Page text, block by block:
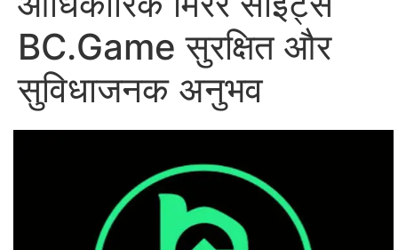
BC.Game सुरक्षित और
सुविधाजनक अनुभव